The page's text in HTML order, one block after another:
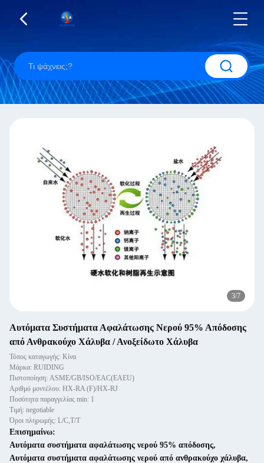
4/7
Αυτόματα Συστήματα Αφαλάτωσης Νερού 95% Απόδοσης
από Ανθρακούχο Χάλυβα / Ανοξείδωτο Χάλυβα
Τόπος καταγωγής: Κίνα
Μάρκα: RUIDING
Πιστοποίηση: ASME/GB/ISO/EAC(EAEU)
Αριθμό μοντέλου: HX-RA (F)/HX-RJ
Ποσότητα παραγγελίας min: 1
Τιμή: negotiable
Όροι πληρωμής: L/C,T/T
Επισημαίνω:
Αυτόματα συστήματα αφαλάτωσης νερού 95% απόδοσης,
Αυτόματα συστήματα αφαλάτωσης νερού από ανθρακούχο χάλυβα,